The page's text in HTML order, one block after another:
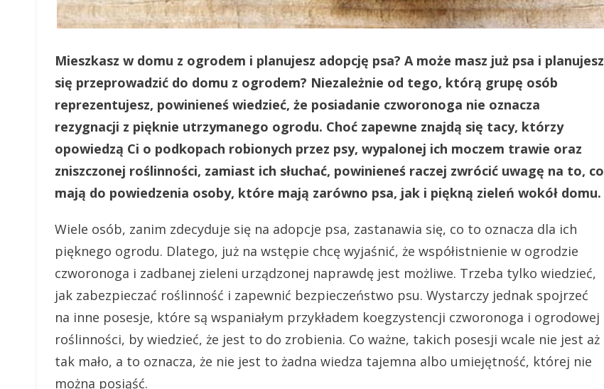
Mieszkasz w domu z ogrodem i planujesz adopcję psa? A może masz już psa i planujesz
się przeprowadzić do domu z ogrodem? Niezależnie od tego, którą grupę osób
reprezentujesz, powinieneś wiedzieć, że posiadanie czworonoga nie oznacza
rezygnacji z pięknie utrzymanego ogrodu. Choć zapewne znajdą się tacy, którzy
opowiedzą Ci o podkopach robionych przez psy, wypalonej ich moczem trawie oraz
zniszczonej roślinności, zamiast ich słuchać, powinieneś raczej zwrócić uwagę na to, co
mają do powiedzenia osoby, które mają zarówno psa, jak i piękną zieleń wokół domu.
Wiele osób, zanim zdecyduje się na adopcje psa, zastanawia się, co to oznacza dla ich
pięknego ogrodu. Dlatego, już na wstępie chcę wyjaśnić, że współistnienie w ogrodzie
czworonoga i zadbanej zieleni urządzonej naprawdę jest możliwe. Trzeba tylko wiedzieć,
jak zabezpieczać roślinność i zapewnić bezpieczeństwo psu. Wystarczy jednak spojrzeć
na inne posesje, które są wspaniałym przykładem koegzystencji czworonoga i ogrodowej
roślinności, by wiedzieć, że jest to do zrobienia. Co ważne, takich posesji wcale nie jest aż
tak mało, a to oznacza, że nie jest to żadna wiedza tajemna albo umiejętność, której nie
można posiąść.